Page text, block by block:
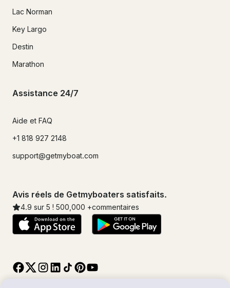
Lac Norman
Key Largo
Destin
Marathon
Assistance 24/7
Aide et FAQ
+1 818 927 2148
support@getmyboat.com
Avis réels de Getmyboaters satisfaits.
4.9 sur 5 ! 500,000 +commentaires